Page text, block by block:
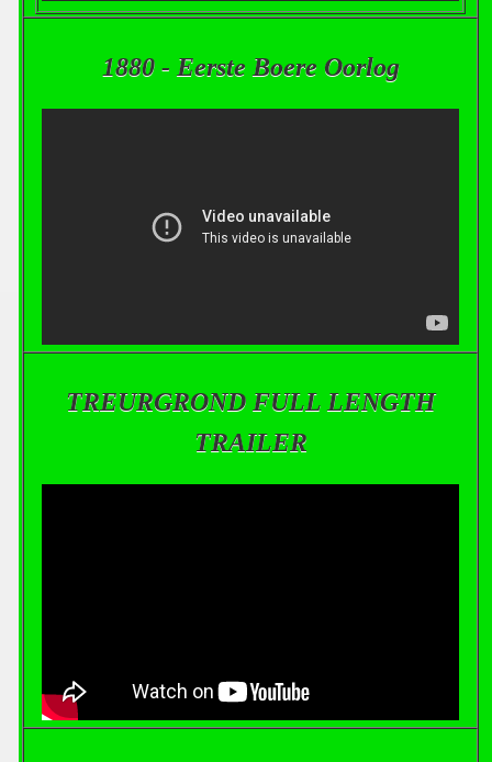
1880 - Eerste Boere Oorlog
TREURGROND FULL LENGTH
TRAILER